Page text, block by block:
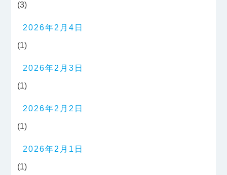
(3)
2026年2月4日
(1)
2026年2月3日
(1)
2026年2月2日
(1)
2026年2月1日
(1)